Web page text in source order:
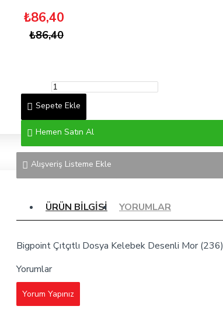
₺86,40
₺86,40
Sepete Ekle
Hemen Satın Al
Alışveriş Listeme Ekle
ÜRÜN BILGISI YORUMLAR
Bigpoint Çıtçıtlı Dosya Kelebek Desenli Mor (236)
Yorumlar
Yorum Yapınız